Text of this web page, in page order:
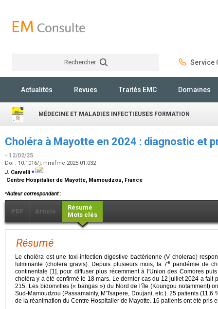
Rechercher Service
Actualités Revues Traités EMC Domaines
MÉDECINE ET MALADIES INFECTIEUSES FORMATION
Choléra à Mayotte en 2024 : diagnostic et
- 12/02/25
Doi : 10.1016/j.mmifmc.2025.01.032
J. Carvelli ⁎
Centre Hospitalier de Mayotte, Mamoudzou, France
⁎Auteur correspondant :
PDF Article
Résumé
Mots clés
Résumé
Le choléra est une toxi-infection digestive bactérienne (V cholerae)
fulminante (cholera gravis). Depuis plusieurs mois, la 7e pandémie de
continentale [1], pour diffuser plus récemment à l'Union des Comores
choléra y a été confirmé le 18 mars. Le dernier cas du 12 juillet 2024 a fait
215. Les bidonvilles (« bangas ») du Nord de l’île (Koungou notamment)
Sud-Mamoudzou (Passamainty, M'Tsapere, Doujani, etc.). 25 patients
de la réanimation du Centre Hospitalier de Mayotte. 16 patients ont été pris